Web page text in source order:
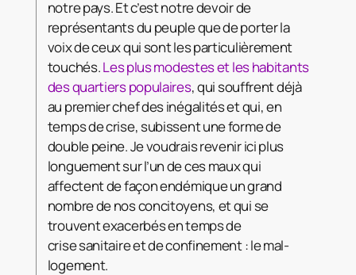
notre pays. Et c’est notre devoir de
représentants du peuple que de porter la
voix de ceux qui sont les particulièrement
touchés.Les plus modestes et les habitants
des quartiers populaires, qui souffrent déjà
au premier chef des inégalités et qui, en
temps de crise, subissent une forme de
double peine. Je voudrais revenir ici plus
longuement sur l’un de ces maux qui
affectent de façon endémique un grand
nombre de nos concitoyens, et qui se
trouvent exacerbés en temps de
crise sanitaire et de confinement : le mal-
logement.